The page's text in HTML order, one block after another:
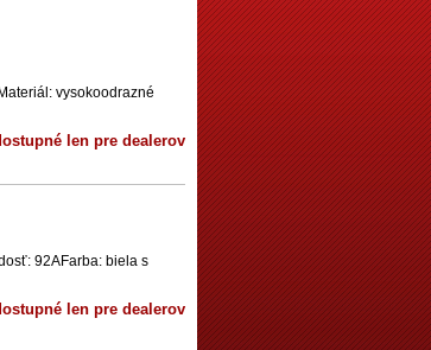
vysokoodrazné
len pre dealerov
92AFarba: biela s
len pre dealerov